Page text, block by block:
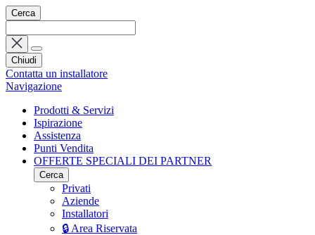
Cerca
Chiudi
Contatta un installatore
Navigazione
Prodotti & Servizi
Ispirazione
Assistenza
Punti Vendita
OFFERTE SPECIALI DEI PARTNER
Cerca
Privati
Aziende
Installatori
🔒 Area Riservata